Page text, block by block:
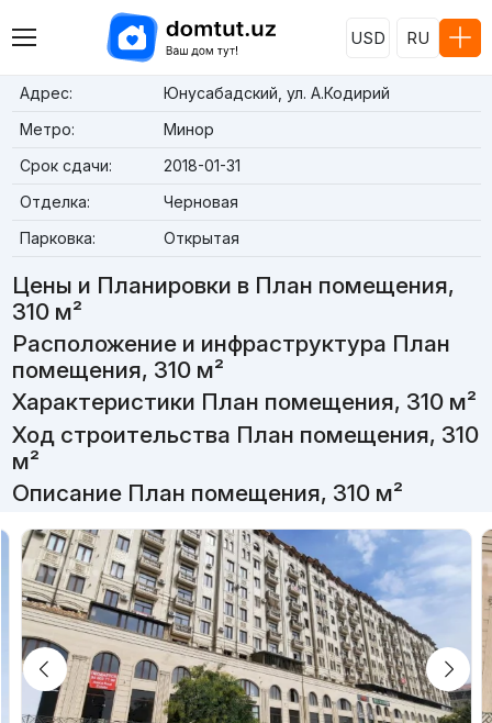
USD RU
Адрес:
Юнусабадский, ул. А.Кодирий
Метро:
Минор
Срок сдачи:
2018-01-31
Отделка:
Черновая
Парковка:
Открытая
Цены и Планировки в План помещения,
310 м²
Расположение и инфраструктура План
помещения, 310 м²
Характеристики План помещения, 310 м²
Ход строительства План помещения, 310
м²
Описание План помещения, 310 м²